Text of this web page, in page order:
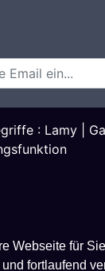
Webseite für
fortlaufend
: Lamy